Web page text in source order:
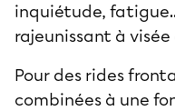
inquiétude,
rajeunissant à
Pour des rides
combinées à une